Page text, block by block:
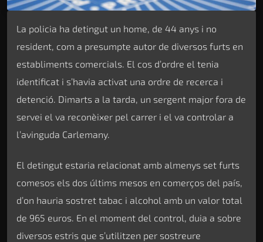
La policia ha detingut un home, de 44 anys i no
resident, com a presumpte autor de diversos furts en
establiments comercials. El cos d’ordre el tenia
identificat i s’havia activat una ordre de recerca i
detenció. Dimarts a la tarda, un sergent major fora de
servei el va reconèixer pel carrer i el va controlar a
l’avinguda Carlemany.
El detingut estaria relacionat amb almenys set furts
comesos els dos últims mesos en comerços del país,
d’on hauria sostret tabac i alcohol amb un valor total
de 965 euros. En el moment del control, duia a sobre
diversos estris que s’utilitzen per sostreure